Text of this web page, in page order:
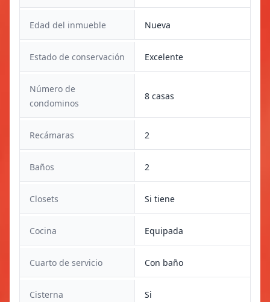
Edad del inmueble Nueva
Estado de conservación Excelente
Número de
condominos
8 casas
Recámaras 2
Baños 2
Closets Si tiene
Cocina Equipada
Cuarto de servicio Con baño
Cisterna Si